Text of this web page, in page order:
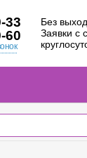
33
60
Без
Заявки с